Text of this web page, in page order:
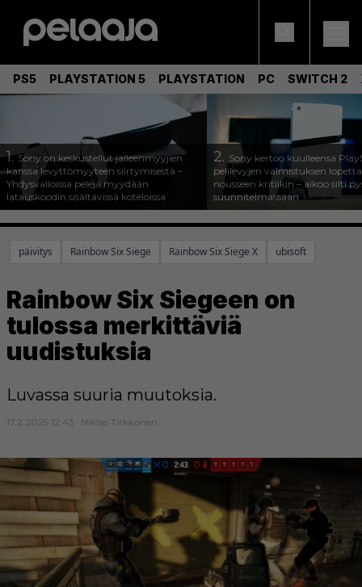
PS5 PLAYSTATION 5 PLAYSTATION PC SWITCH 2
1.Sony on keskustellut jälleenmyyjien
kanssa levyttömyyteen siirtymisestä –
Yhdysvalloissa pelejä myydään
latauskoodin sisältävissä koteloissa
2. Sony kertoo kuulleensa
pelilevyjen valmistuksen
nousseen kritiikin – aikoo silti
suunnitelmassaan
päivitys Rainbow Six Siege Rainbow Six Siege X ubisoft
Rainbow Six Siegeen on
tulossa merkittäviä
uudistuksia
Luvassa suuria muutoksia.
17.2.2025 12:43 Niklas Tirkkonen